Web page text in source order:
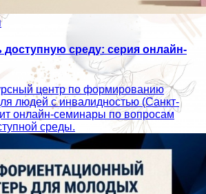
доступную среду: серия онлайн-
центр по формированию
людей с инвалидностью (Санкт-
онлайн-семинары по вопросам
среды.